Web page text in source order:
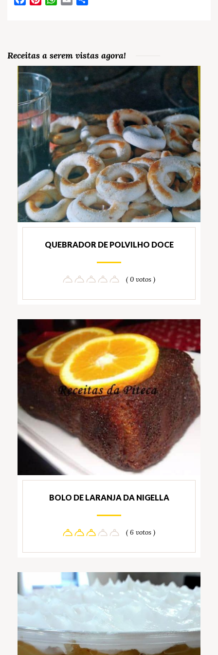
Receitas a serem vistas agora!
QUEBRADOR DE POLVILHO DOCE
( 0 votos )
BOLO DE LARANJA DA NIGELLA
( 6 votos )